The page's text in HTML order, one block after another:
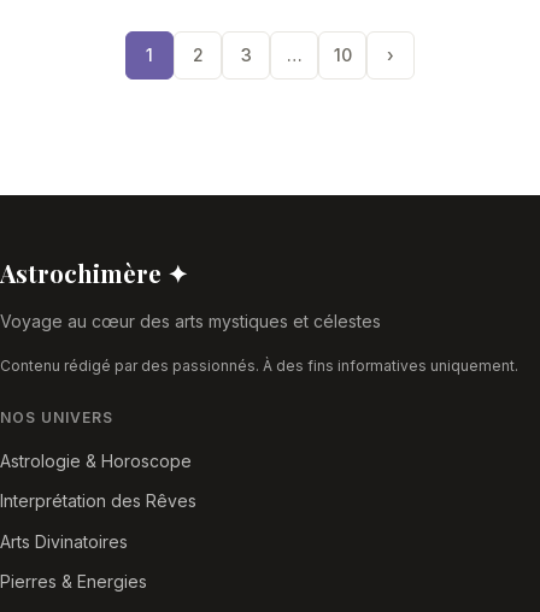
1 2 3 … 10 ›
Astrochimère ✦
Voyage au cœur des arts mystiques et célestes
Contenu rédigé par des passionnés. À des fins informatives uniquement.
NOS UNIVERS
Astrologie & Horoscope
Interprétation des Rêves
Arts Divinatoires
Pierres & Energies